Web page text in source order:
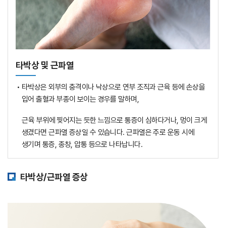
타박상 및 근파열
• 타박상은 외부의 충격이나 낙상으로 연부 조직과 근육 등에 손상을
입어 출혈과 부종이 보이는 경우를 말하며,
근육 부위에 찢어지는 듯한 느낌으로 통증이 심하다거나, 멍이 크게
생겼다면 근파열 증상일 수 있습니다. 근파열은 주로 운동 시에
생기며 통증, 종창, 압통 등으로 나타납니다.
타박상/근파열 증상